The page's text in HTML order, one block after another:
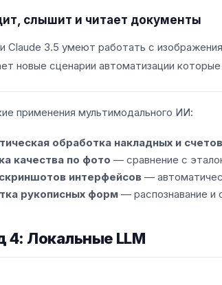
слышит и читает документы
Claude 3.5 умеют работать с
новые сценарии автоматизации
применения мультимодального ИИ:
обработка накладных и счетов
качества по фото — сравнение с
интерфейсов —
рукописных форм — распознавание и
4: Локальные LLM